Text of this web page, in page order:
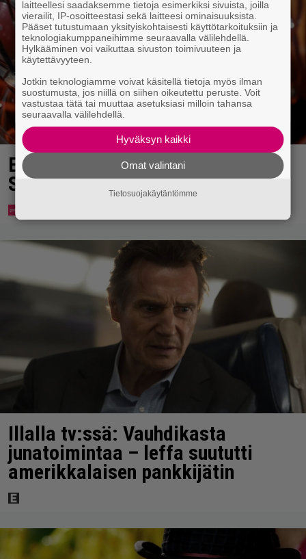
Eurojackpotista 80 000 euroa
Suomeen – tänne
Illalla tv:ssä: Vauhdikasta
junatoimintaa – leffa suututti
amerikkalaisen pankkijätin
laitteellesi saadaksemme tietoja esimerkiksi sivuista, joilla
vierailit, IP-osoitteestasi sekä laitteesi ominaisuuksista.
Pääset tutustumaan yksityiskohtaisesti käyttötarkoituksiin ja
teknologiakumppaneihimme seuraavalla välilehdellä.
Hylkääminen voi vaikuttaa sivuston toimivuuteen ja
käytettävyyteen.
Jotkin teknologiamme voivat käsitellä tietoja myös ilman
suostumusta, jos niillä on siihen oikeutettu peruste. Voit
vastustaa tätä tai muuttaa asetuksiasi milloin tahansa
seuraavalla välilehdellä.
Hyväksyn kaikki
Omat valintani
Tietosuojakäytäntömme